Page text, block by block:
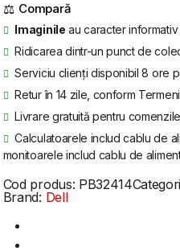
⚖
Imaginile au caracter informativ
Ridicarea dintr-un punct de
Serviciu clienți disponibil 8 ore
Retur în 14 zile, conform
Livrare gratuită pentru
Calculatoarele includ cablu de
monitoarele includ cablu de
Cod produs: PB32414
Brand: Dell